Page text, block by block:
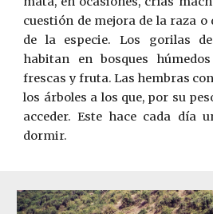
cuestión de mejora de la raza o
de la especie. Los gorilas
habitan en bosques
frescas y fruta. Las hembras
los árboles a los que, por su
acceder. Este hace cada día
dormir.